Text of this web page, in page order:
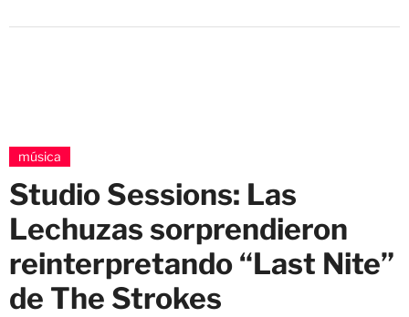
música
Studio Sessions: Las
Lechuzas sorprendieron
reinterpretando “Last Nite”
de The Strokes